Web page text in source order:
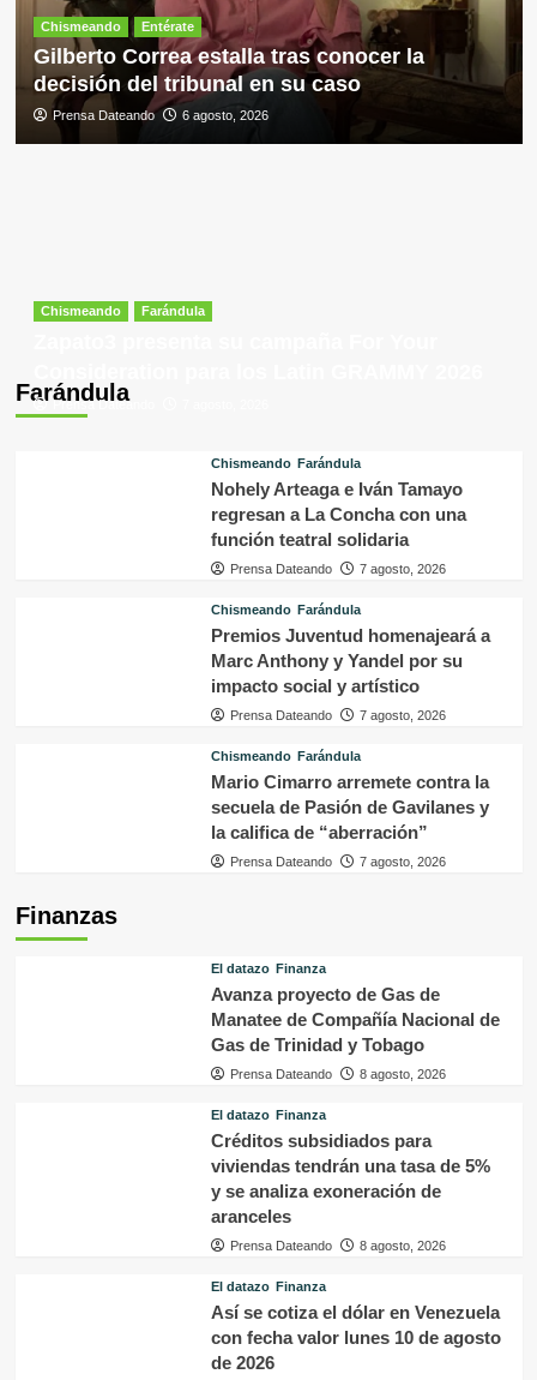
Chismeando Entérate
Gilberto Correa estalla tras conocer la
decisión del tribunal en su caso
Prensa Dateando 6 agosto, 2026
Farándula
Chismeando Farándula
Prensa Dateando
Chismeando Farándula
Nohely Arteaga e Iván Tamayo
regresan a La Concha con una
función teatral solidaria
Prensa Dateando 7 agosto, 2026
Chismeando Farándula
Premios Juventud homenajeará a
Marc Anthony y Yandel por su
impacto social y artístico
Prensa Dateando 7 agosto, 2026
Chismeando Farándula
Mario Cimarro arremete contra la
secuela de Pasión de Gavilanes y
la califica de “aberración”
Prensa Dateando 7 agosto, 2026
Finanzas
El datazo Finanza
Avanza proyecto de Gas de
Manatee de Compañía Nacional de
Gas de Trinidad y Tobago
Prensa Dateando 8 agosto, 2026
El datazo Finanza
Créditos subsidiados para
viviendas tendrán una tasa de 5%
y se analiza exoneración de
aranceles
Prensa Dateando 8 agosto, 2026
El datazo Finanza
Así se cotiza el dólar en Venezuela
con fecha valor lunes 10 de agosto
de 2026